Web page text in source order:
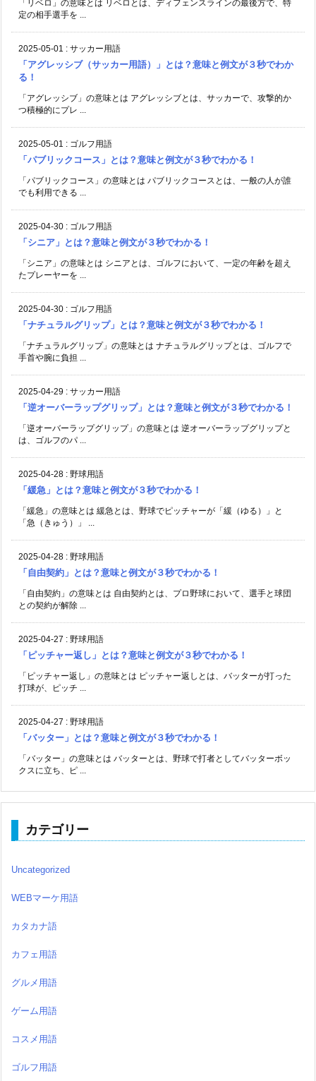
「リベロ」の意味とは リベロとは、ディフェンスラインの最後方で、特
定の相手選手を ...
2025-05-01 : サッカー用語
「アグレッシブ（サッカー用語）」とは？意味と例文が３秒でわか
る！
「アグレッシブ」の意味とは アグレッシブとは、サッカーで、攻撃的か
つ積極的にプレ ...
2025-05-01 : ゴルフ用語
「パブリックコース」とは？意味と例文が３秒でわかる！
「パブリックコース」の意味とは パブリックコースとは、一般の人が誰
でも利用できる ...
2025-04-30 : ゴルフ用語
「シニア」とは？意味と例文が３秒でわかる！
「シニア」の意味とは シニアとは、ゴルフにおいて、一定の年齢を超え
たプレーヤーを ...
2025-04-30 : ゴルフ用語
「ナチュラルグリップ」とは？意味と例文が３秒でわかる！
「ナチュラルグリップ」の意味とは ナチュラルグリップとは、ゴルフで
手首や腕に負担 ...
2025-04-29 : サッカー用語
「逆オーバーラップグリップ」とは？意味と例文が３秒でわかる！
「逆オーバーラップグリップ」の意味とは 逆オーバーラップグリップと
は、ゴルフのパ ...
2025-04-28 : 野球用語
「緩急」とは？意味と例文が３秒でわかる！
「緩急」の意味とは 緩急とは、野球でピッチャーが「緩（ゆる）」と
「急（きゅう）」 ...
2025-04-28 : 野球用語
「自由契約」とは？意味と例文が３秒でわかる！
「自由契約」の意味とは 自由契約とは、プロ野球において、選手と球団
との契約が解除 ...
2025-04-27 : 野球用語
「ピッチャー返し」とは？意味と例文が３秒でわかる！
「ピッチャー返し」の意味とは ピッチャー返しとは、バッターが打った
打球が、ピッチ ...
2025-04-27 : 野球用語
「バッター」とは？意味と例文が３秒でわかる！
「バッター」の意味とは バッターとは、野球で打者としてバッターボッ
クスに立ち、ピ ...
カテゴリー
Uncategorized
WEBマーケ用語
カタカナ語
カフェ用語
グルメ用語
ゲーム用語
コスメ用語
ゴルフ用語